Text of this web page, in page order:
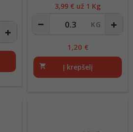
Kaina
3,99 € už 1 Kg
1,20 €
shopping_cart Į krepšelį